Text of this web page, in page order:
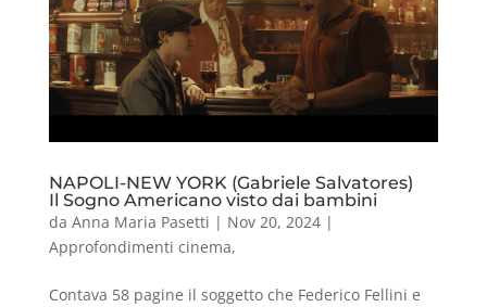
NAPOLI-NEW YORK (Gabriele Salvatores)
Il Sogno Americano visto dai bambini
da Anna Maria Pasetti | Nov 20, 2024|
Approfondimenti cinema,
Contava 58 pagine il soggetto che Federico Fellini e